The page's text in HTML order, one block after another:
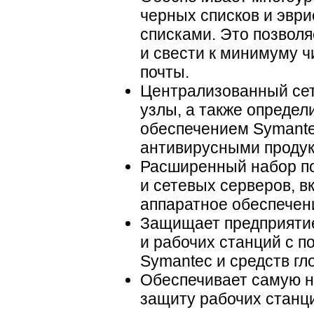
черных списков и
списками. Это
и свести к минимуму
почты.
Централизованный
узлы, а также
обеспечением
антивирусными
Расширенный набор
и сетевых серверов,
аппаратное
Защищает
и рабочих станций с
Symantec и средств
Обеспечивает самую
защиту рабочих